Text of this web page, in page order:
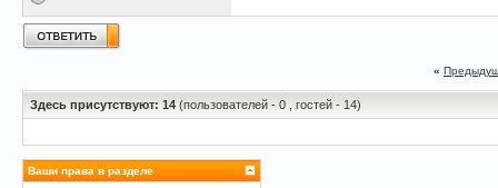
«
Здесь присутствуют: 14 (пользователей - 0 , гостей - 14)
Ваши права в разделе